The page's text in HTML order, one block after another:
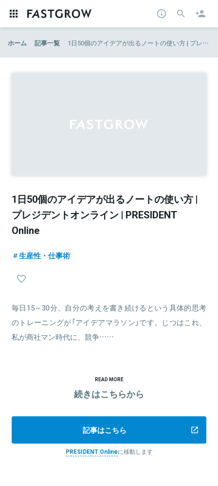
ホーム 記事一覧 1日50個のアイデアが出るノートの使い方 | プレジデントオンライン | PRESIDENT Online
1日50個のアイデアが出るノートの使い方 |
プレジデントオンライン | PRESIDENT
Online
生産性・仕事術
毎日15～30分、自分の考えを書き続けるという具体的思考
のトレーニングが「アイデアマラソン」です。じつはこれ、
私が商社マン時代に、競争……
READ MORE
続きはこちらから
記事はこちら
PRESIDENT Onlineに移動します